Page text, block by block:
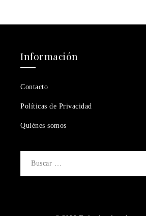
Información
Contacto
Políticas de Privacidad
Quiénes somos